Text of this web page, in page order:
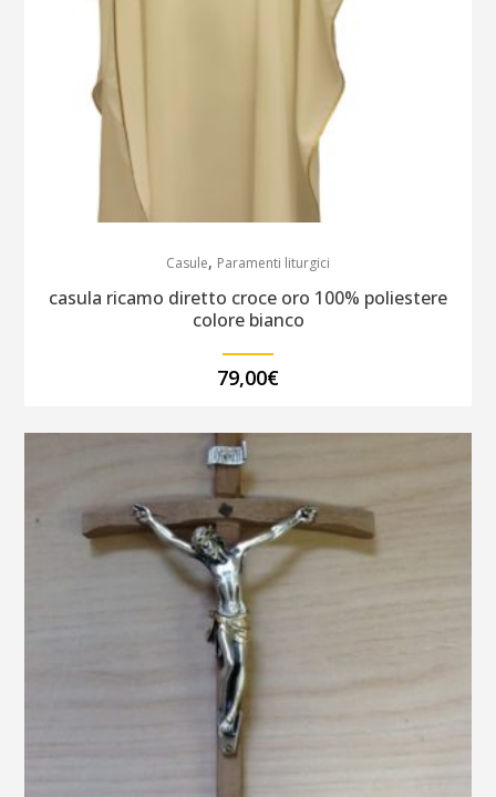
Casule, Paramenti liturgici
casula ricamo diretto croce oro 100% poliestere
colore bianco
79,00€